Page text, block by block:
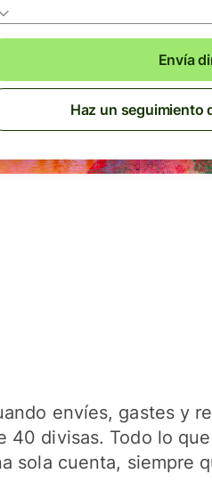
Envía
Haz un seguimiento
envíes, gastes y
40 divisas. Todo lo que
sola cuenta, siempre